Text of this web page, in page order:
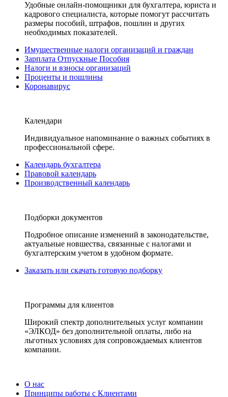
Удобные онлайн-помощники для бухгалтера, юриста и
кадрового специалиста, которые помогут рассчитать
размеры пособий, штрафов, пошлин и других
необходимых показателей.
Имущественные налоги организаций и граждан
Зарплата Отпускные Пособия
Налоги и взносы организаций
Проценты и пошлины
Коронавирус
Календари
Индивидуальное напоминание о важных событиях в
профессиональной сфере.
Календарь бухгалтера
Правовой календарь
Производственный календарь
Подборки документов
Подробное описание изменений в законодательстве,
актуальные новшества, связанные с налогами и
бухгалтерским учетом в удобном формате.
Заказать или скачать готовую подборку
Программы для клиентов
Широкий спектр дополнительных услуг компании
«ЭЛКОД» без дополнительной оплаты, либо на
льготных условиях для сопровождаемых клиентов
компании.
О нас
Принципы работы с Клиентами